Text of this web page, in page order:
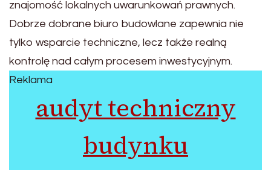
znajomość lokalnych uwarunkowań prawnych.
Dobrze dobrane biuro budowlane zapewnia nie
tylko wsparcie techniczne, lecz także realną
kontrolę nad całym procesem inwestycyjnym.
Reklama
audyt techniczny
budynku